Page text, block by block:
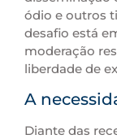
ódio e outros
desafio está
moderação
liberdade de
A
Diante das